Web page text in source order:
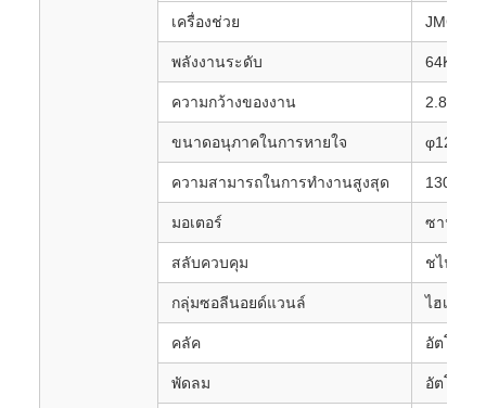
เครื่องช่วย JMC
พลังงานระดับ 64KW
ความกว้างของงาน 2.8m
ขนาดอนุภาคในการหายใจ φ120mm
ความสามารถในการทํางานสูงสุด
มอเตอร์ ซานโย
สลับควบคุม ชไนเดอร์
กลุ่มซอลีนอยด์แวนล์ ไฮเพรส
คลัค อัตโนมัติ
พัดลม อัตโนมัติ